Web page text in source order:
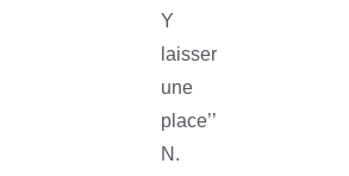
Y
laisser
une
place’’
N.